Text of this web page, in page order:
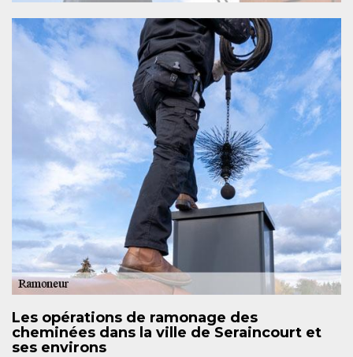
Les opérations de ramonage des
cheminées dans la ville de Seraincourt et
ses environs